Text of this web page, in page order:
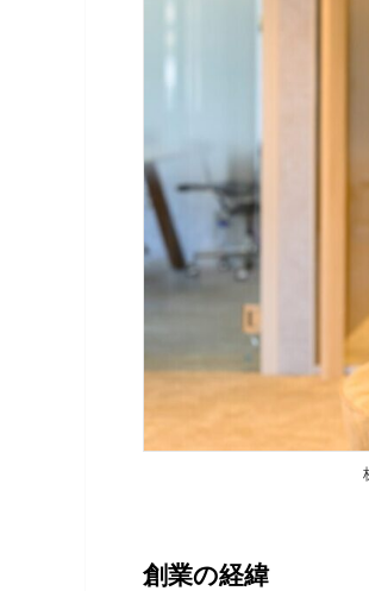
創業の経緯